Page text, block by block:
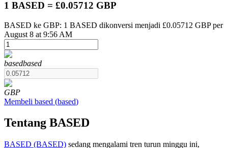
USDT Berjangka
1 BASED = £0.05712 GBP
BASED ke GBP: 1 BASED dikonversi menjadi £0.05712 GBP per
August 8 at 9:56 AM
basedbased
GBP
Membeli based (based)
Tentang BASED
BASED (BASED) sedang mengalami tren turun minggu ini,